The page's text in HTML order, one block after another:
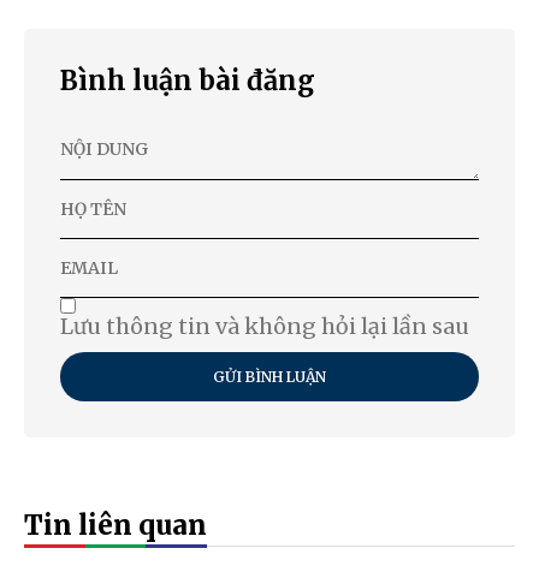
Bình luận bài đăng
Lưu thông tin và không hỏi lại lần sau
GỬI BÌNH LUẬN
Tin liên quan